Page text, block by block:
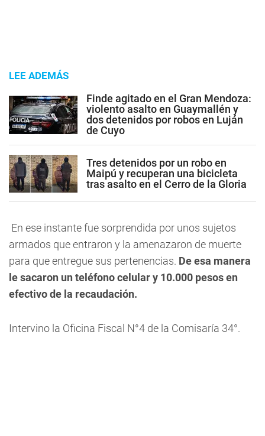
LEE ADEMÁS
Finde agitado en el Gran Mendoza:
violento asalto en Guaymallén y
dos detenidos por robos en Luján
de Cuyo
Tres detenidos por un robo en
Maipú y recuperan una bicicleta
tras asalto en el Cerro de la Gloria
En ese instante fue sorprendida por unos sujetos
armados que entraron y la amenazaron de muerte
para que entregue sus pertenencias. De esa manera
le sacaron un teléfono celular y 10.000 pesos en
efectivo de la recaudación.
Intervino la Oficina Fiscal N°4 de la Comisaría 34°.